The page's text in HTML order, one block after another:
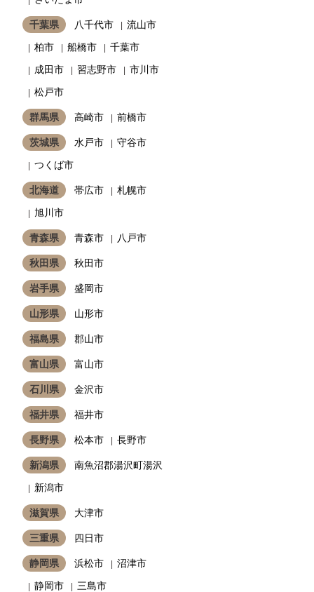
千葉県 八千代市
流山市
柏市
船橋市
千葉市
成田市
習志野市
市川市
松戸市
群馬県 高崎市 前橋市
茨城県 水戸市
守谷市
つくば市
北海道 帯広市
札幌市
旭川市
青森県 青森市 八戸市
秋田県 秋田市
岩手県 盛岡市
山形県 山形市
福島県 郡山市
富山県 富山市
石川県 金沢市
福井県 福井市
長野県 松本市 長野市
新潟県
南魚沼郡湯沢町湯沢
新潟市
滋賀県 大津市
三重県 四日市
静岡県 浜松市
沼津市
静岡市
三島市